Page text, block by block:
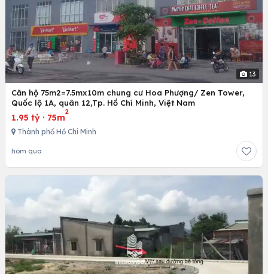
13
Căn hộ 75m2=7.5mx10m chung cư Hoa Phượng/ Zen Tower,
Quốc lộ 1A, quân 12,Tp. Hồ Chí Minh, Việt Nam
1.95 tỷ · 75m
2
Thành phố Hồ Chí Minh
hôm qua